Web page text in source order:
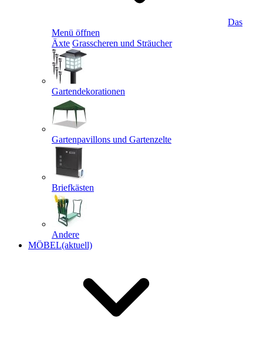
Das
Menü öffnen
Äxte Grasscheren und Sträucher
Gartendekorationen
Gartenpavillons und Gartenzelte
Briefkästen
Andere
MÖBEL(aktuell)